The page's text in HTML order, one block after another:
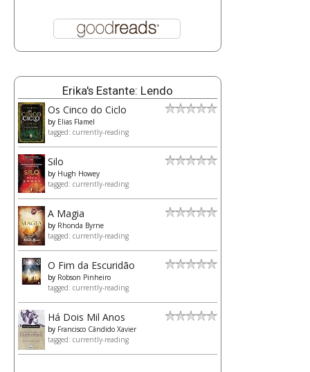
Erika's Estante: Lendo
Os Cinco do Ciclo
by Elias Flamel
tagged: currently-reading
Silo
by Hugh Howey
tagged: currently-reading
A Magia
by Rhonda Byrne
tagged: currently-reading
O Fim da Escuridão
by Robson Pinheiro
tagged: currently-reading
Há Dois Mil Anos
by Francisco Cândido Xavier
tagged: currently-reading